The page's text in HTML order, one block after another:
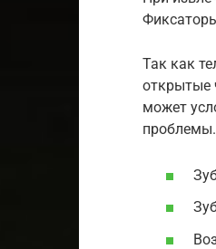
Так как
открытые
может